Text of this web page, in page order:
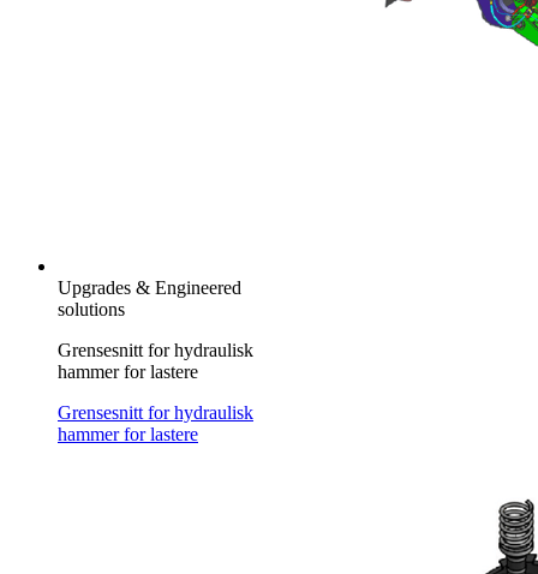
Upgrades & Engineered
solutions
Grensesnitt for hydraulisk
hammer for lastere
Grensesnitt for hydraulisk
hammer for lastere